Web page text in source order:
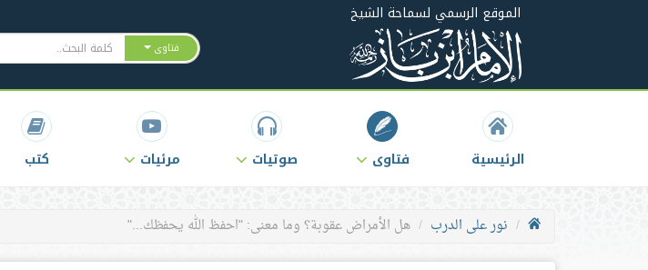
الموقع الرسمي لسماحة الشيخ
فتاوى
الرئيسية فتاوى صوتيات مرئيات كتب
نور على الدرب هل الأمراض عقوبة؟ وما معنى: "احفظ الله يحفظك..."